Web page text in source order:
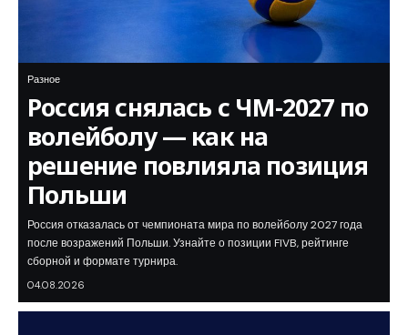
Разное
Россия снялась с ЧМ-2027 по
волейболу — как на
решение повлияла позиция
Польши
Россия отказалась от чемпионата мира по волейболу 2027 года
после возражений Польши. Узнайте о позиции FIVB, рейтинге
сборной и формате турнира.
04.08.2026